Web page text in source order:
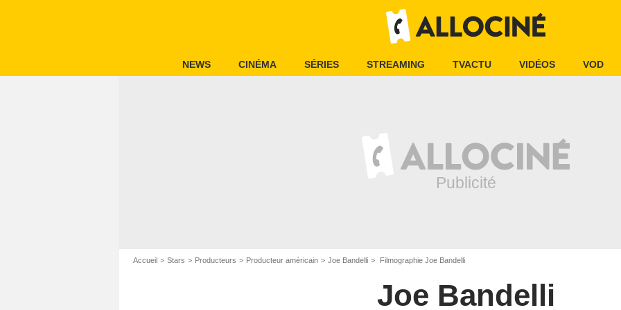
NEWS CINÉMA SÉRIES STREAMING TVACTU VIDÉOS VOD
Accueil Stars Producteurs Producteur américain Joe Bandelli Filmographie Joe Bandelli
Joe Bandelli